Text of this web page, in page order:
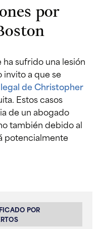
por
sufrido una lesión
a que se
de Christopher
Estos casos
de un abogado
también debido al
potencialmente
POR